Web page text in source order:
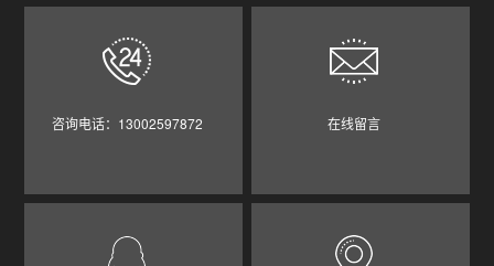
咨询电话：13002597872 在线留言